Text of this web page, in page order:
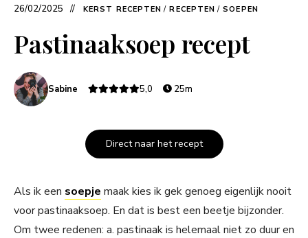
26/02/2025 KERST RECEPTEN / RECEPTEN / SOEPEN
Pastinaaksoep recept
Sabine 5,0 25m
Direct naar het recept
Als ik een soepje maak kies ik gek genoeg eigenlijk nooit
voor pastinaaksoep. En dat is best een beetje bijzonder.
Om twee redenen: a. pastinaak is helemaal niet zo duur en